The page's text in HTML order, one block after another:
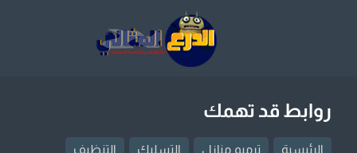
روابط قد تهمك
الرئيسية ترميم منازل التسليك التنظيف